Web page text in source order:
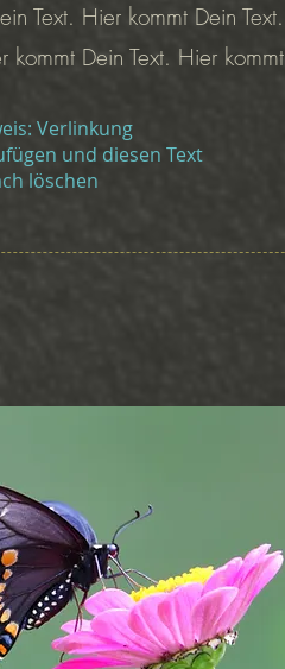
Text. Hier kommt Dein
Dein Text. Hier
Verlinkung
und diesen Text
löschen